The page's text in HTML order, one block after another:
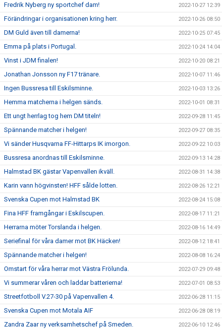
Fredrik Nyberg ny sportchef dam! 2022-10-27 12:39
Förändringar i organisationen kring herr. 2022-10-26 08:50
DM Guld även till damerna! 2022-10-25 07:45
Emma på plats i Portugal. 2022-10-24 14:04
Vinst i JDM finalen! 2022-10-20 08:21
Jonathan Jonsson ny F17 tränare. 2022-10-07 11:46
Ingen Bussresa till Eskilsminne. 2022-10-03 13:26
Hemma matcherna i helgen sänds. 2022-10-01 08:31
Ett ungt herrlag tog hem DM titeln! 2022-09-28 11:45
Spännande matcher i helgen! 2022-09-27 08:35
Vi sänder Husqvarna FF-Hittarps IK imorgon. 2022-09-22 10:03
Bussresa anordnas till Eskilsminne. 2022-09-13 14:28
Halmstad BK gästar Vapenvallen ikväll. 2022-08-31 14:38
Karin vann högvinsten! HFF sålde lotten. 2022-08-26 12:21
Svenska Cupen mot Halmstad BK 2022-08-24 15:08
Fina HFF framgångar i Eskilscupen. 2022-08-17 11:21
Herrarna möter Torslanda i helgen. 2022-08-16 14:49
Seriefinal för våra damer mot BK Häcken! 2022-08-12 18:41
Spännande matcher i helgen! 2022-08-08 16:24
Omstart för våra herrar mot Västra Frölunda. 2022-07-29 09:48
Vi summerar våren och laddar batterierna! 2022-07-01 08:53
Streetfotboll V.27-30 på Vapenvallen 4. 2022-06-28 11:15
Svenska Cupen mot Motala AIF 2022-06-28 08:19
Zandra Zaar ny verksamhetschef på Smeden. 2022-06-10 12:46